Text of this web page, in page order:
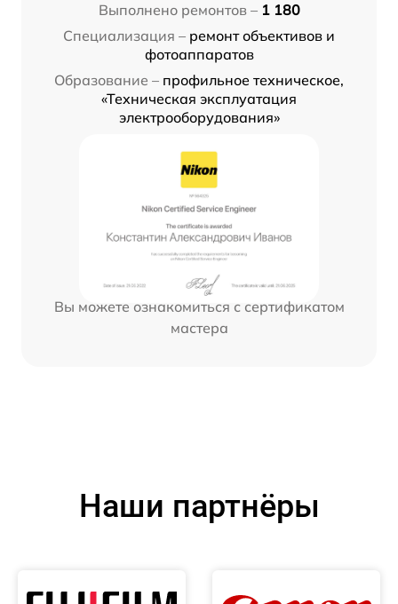
Выполнено ремонтов – 1 180
Специализация – ремонт объективов и
фотоаппаратов
Образование – профильное техническое,
«Техническая эксплуатация
электрооборудования»
Вы можете ознакомиться с сертификатом
мастера
Наши партнёры